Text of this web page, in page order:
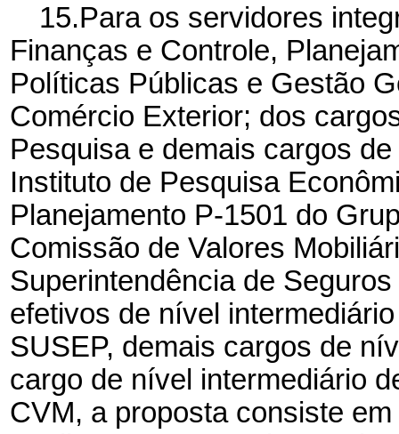
15.Para os servidores
Finanças e Controle,
Políticas Públicas e Gestão
Comércio Exterior; dos
Pesquisa e demais cargos
Instituto de Pesquisa
Planejamento P-1501 do
Comissão de Valores
Superintendência de
efetivos de nível
SUSEP, demais cargos de
cargo de nível intermediário
CVM, a proposta consiste